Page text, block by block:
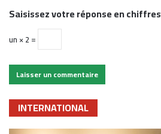
Saisissez votre réponse en chiffres
un × 2 =
INTERNATIONAL